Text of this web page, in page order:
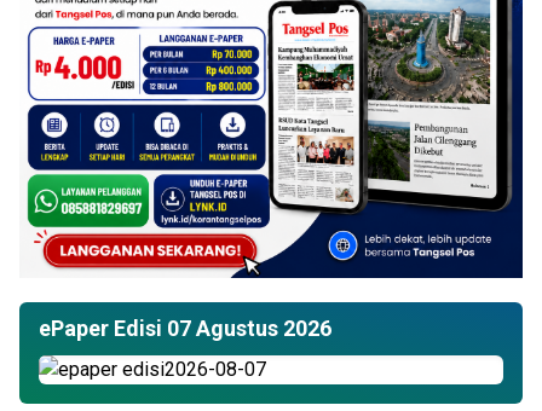
ePaper Edisi 07 Agustus 2026